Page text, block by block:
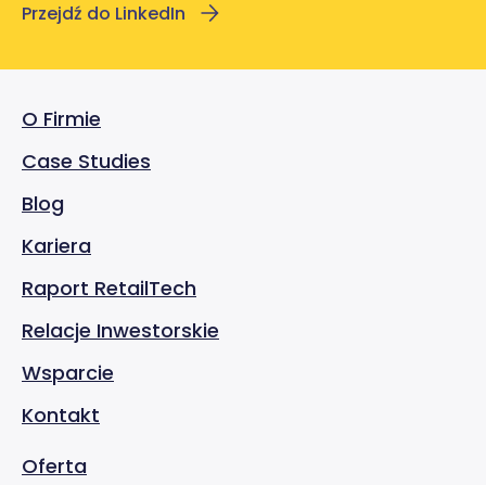
Przejdź do LinkedIn
O Firmie
Case Studies
Blog
Kariera
Raport RetailTech
Relacje Inwestorskie
Wsparcie
Kontakt
Oferta